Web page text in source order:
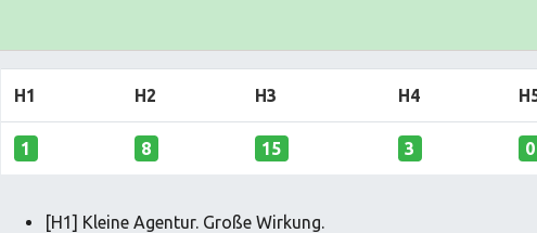
H1 H2 H3 H4
1 8 15 3 0
[H1] Kleine Agentur. Große Wirkung.